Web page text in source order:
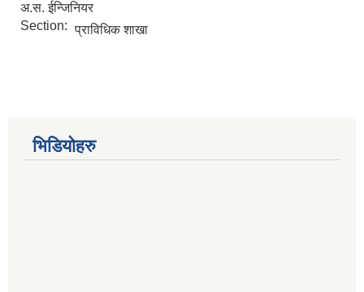
अ.स. ईन्जिनियर
Section: प्राविधिक शाखा
भिडियोहरु